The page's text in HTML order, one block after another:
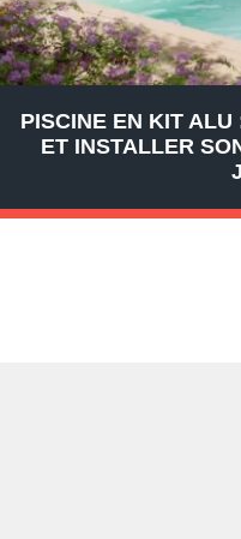
PISCINE EN KIT
ET INSTALLER